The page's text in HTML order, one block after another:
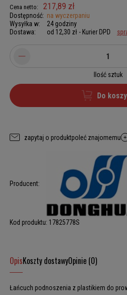
Cena netto: 217,89 zł
Dostępność: na wyczerpaniu
Wysyłka w:
24 godziny
Dostawa:
od 12,30 zł - Kurier DPD
Ilość sztuk
Do
zapytaj o produktpoleć znajomemu
Producent:
Kod produktu: 17825778S
OpisKoszty dostawyOpinie (0)
Łańcuch podnoszenia z plastikiem do